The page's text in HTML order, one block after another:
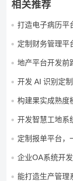
相关推荐
打造电子病历平
定制财务管理平
地产平台开发前
开发 AI 识别定
构建果实成熟度
开发智慧工地系
定制报单平台，
企业OA系统开
能打造生产管理